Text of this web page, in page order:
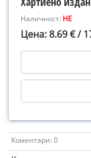
Наличност: НЕ
Цена: 8.69 € /
Коментари: 0